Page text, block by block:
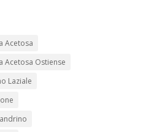
Acetosa
Acetosa Ostiense
Laziale